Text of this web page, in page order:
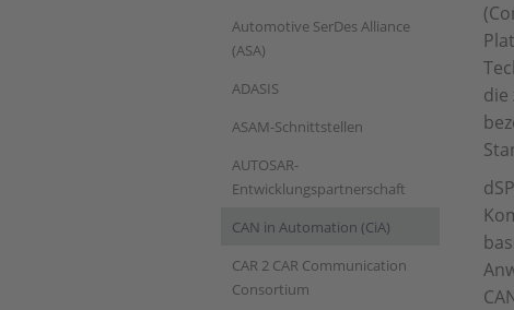
Automotive SerDes Alliance
(ASA)
ADASIS
ASAM-Schnittstellen
AUTOSAR-
Entwicklungspartnerschaft
CAN in Automation (CiA)
CAR 2 CAR Communication
Consortium
die